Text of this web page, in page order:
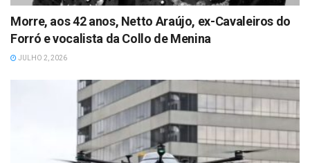
Morre, aos 42 anos, Netto Araújo, ex-Cavaleiros do
Forró e vocalista da Collo de Menina
JULHO 2, 2026